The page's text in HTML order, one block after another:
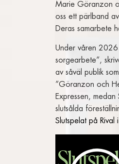
Marie Göranzon
oss ett pärlband
Deras samarbete
Under våren 2026
sorgearbete”,
av såväl publik
”Göranzon och
Expressen,
slutsålda
Slutspelat på Rival